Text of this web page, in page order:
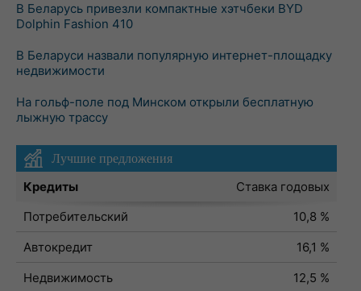
В Беларусь привезли компактные хэтчбеки BYD
Dolphin Fashion 410
В Беларуси назвали популярную интернет-площадку
недвижимости
На гольф-поле под Минском открыли бесплатную
лыжную трассу
Лучшие предложения
Кредиты
Ставка годовых
Потребительский
10,8 %
Автокредит
16,1 %
Недвижимость
12,5 %